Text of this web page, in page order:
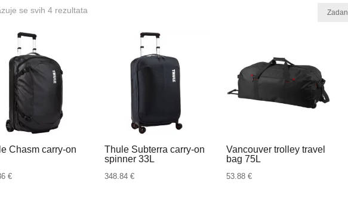
se svih 4 rezultata
Chasm carry-on
€
Thule Subterra carry-on
spinner 33L
348.84 €
Vancouver trolley travel
bag 75L
53.88€